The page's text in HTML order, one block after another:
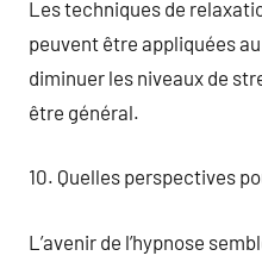
Les techniques de
peuvent être appliquées
diminuer les niveaux de
être général.
10. Quelles perspectives
L’avenir de l’hypnose